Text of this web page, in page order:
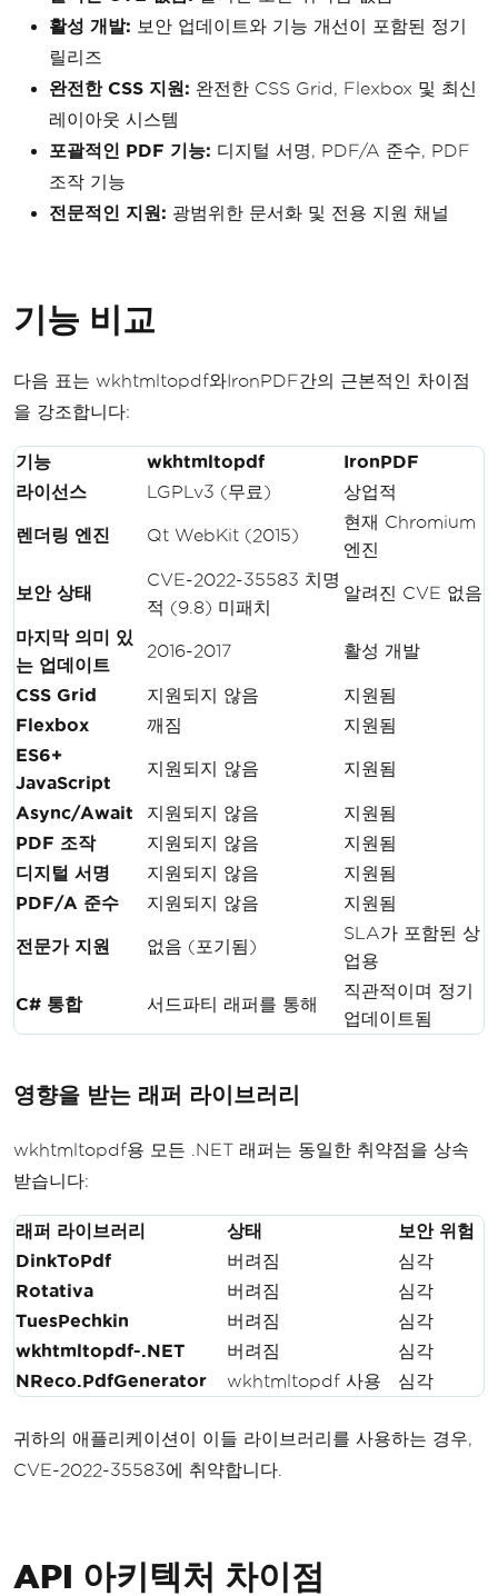
활성 개발: 보안 업데이트와 기능 개선이 포함된 정기
릴리즈
완전한 CSS 지원: 완전한 CSS Grid, Flexbox 및 최신
레이아웃 시스템
포괄적인 PDF 기능: 디지털 서명, PDF/A 준수, PDF
조작 기능
전문적인 지원: 광범위한 문서화 및 전용 지원 채널
기능 비교
다음 표는 wkhtmltopdf와IronPDF간의 근본적인 차이점
을 강조합니다:
기능 wkhtmltopdf
IronPDF
라이선스
LGPLv3 (무료) 상업적
렌더링 엔진 Qt WebKit (2015)
현재 Chromium
엔진
보안 상태
CVE-2022-35583 치명
적 (9.8) 미패치
알려진 CVE 없음
마지막 의미 있
는 업데이트
2016-2017 활성 개발
CSS Grid 지원되지 않음
지원됨
Flexbox
깨짐
지원됨
ES6+
JavaScript
지원되지 않음 지원됨
Async/Await 지원되지 않음
지원됨
PDF 조작
지원되지 않음
지원됨
디지털 서명
지원되지 않음
지원됨
PDF/A 준수
지원되지 않음 지원됨
전문가 지원 없음 (포기됨)
SLA가 포함된 상
업용
C# 통합 서드파티 래퍼를 통해
직관적이며 정기
업데이트됨
영향을 받는 래퍼 라이브러리
wkhtmltopdf용 모든 .NET 래퍼는 동일한 취약점을 상속
받습니다:
래퍼 라이브러리 상태
보안 위험
DinkToPdf
버려짐
심각
Rotativa
버려짐
심각
TuesPechkin
버려짐
심각
wkhtmltopdf-.NET
버려짐
심각
NReco.PdfGenerator
wkhtmltopdf 사용 심각
귀하의 애플리케이션이 이들 라이브러리를 사용하는 경우,
CVE-2022-35583에 취약합니다.
API 아키텍처 차이점